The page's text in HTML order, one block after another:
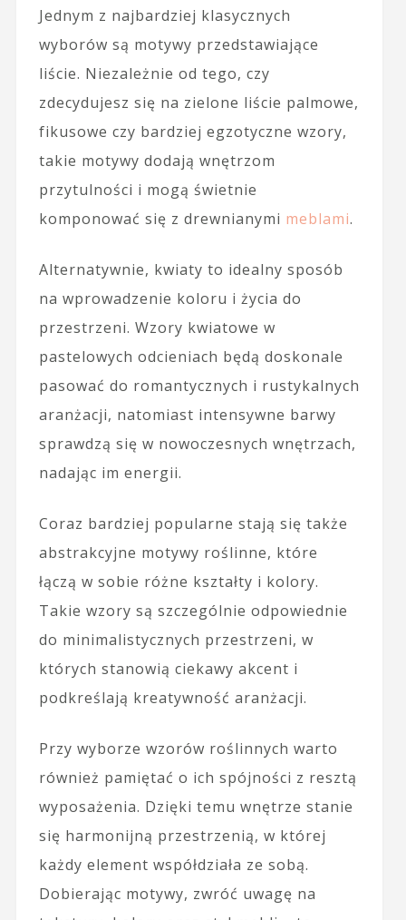
Jednym z najbardziej klasycznych
wyborów są motywy przedstawiające
liście. Niezależnie od tego, czy
zdecydujesz się na zielone liście palmowe,
fikusowe czy bardziej egzotyczne wzory,
takie motywy dodają wnętrzom
przytulności i mogą świetnie
komponować się z drewnianymi meblami.
Alternatywnie, kwiaty to idealny sposób
na wprowadzenie koloru i życia do
przestrzeni. Wzory kwiatowe w
pastelowych odcieniach będą doskonale
pasować do romantycznych i rustykalnych
aranżacji, natomiast intensywne barwy
sprawdzą się w nowoczesnych wnętrzach,
nadając im energii.
Coraz bardziej popularne stają się także
abstrakcyjne motywy roślinne, które
łączą w sobie różne kształty i kolory.
Takie wzory są szczególnie odpowiednie
do minimalistycznych przestrzeni, w
których stanowią ciekawy akcent i
podkreślają kreatywność aranżacji.
Przy wyborze wzorów roślinnych warto
również pamiętać o ich spójności z resztą
wyposażenia. Dzięki temu wnętrze stanie
się harmonijną przestrzenią, w której
każdy element współdziała ze sobą.
Dobierając motywy, zwróć uwagę na